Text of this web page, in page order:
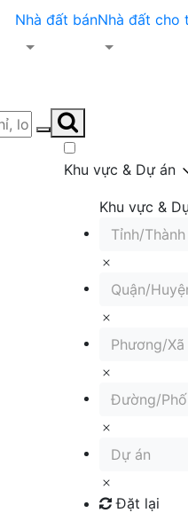
Nhà đất bánNhà đất cho
Khu vực & Dự án
Khu vực &
Tỉnh/Thành
Quận/
Phương/Xã
Đường/Phố
Dự án
Đặt lại